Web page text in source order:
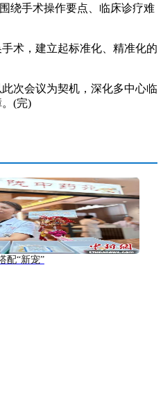
绕手术操作要点、临床诊疗难
术，建立起标准化、精准化的
次会议为契机，深化多中心临
(完)
配“新宠”